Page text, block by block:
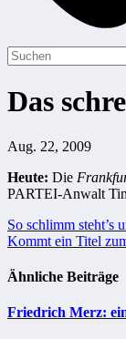
Das
Aug. 22, 2009
Heute: Die
PARTEI-Anwalt
So schlimm steht’s
Kommt ein Titel
Ähnliche Beiträge
Friedrich Merz: